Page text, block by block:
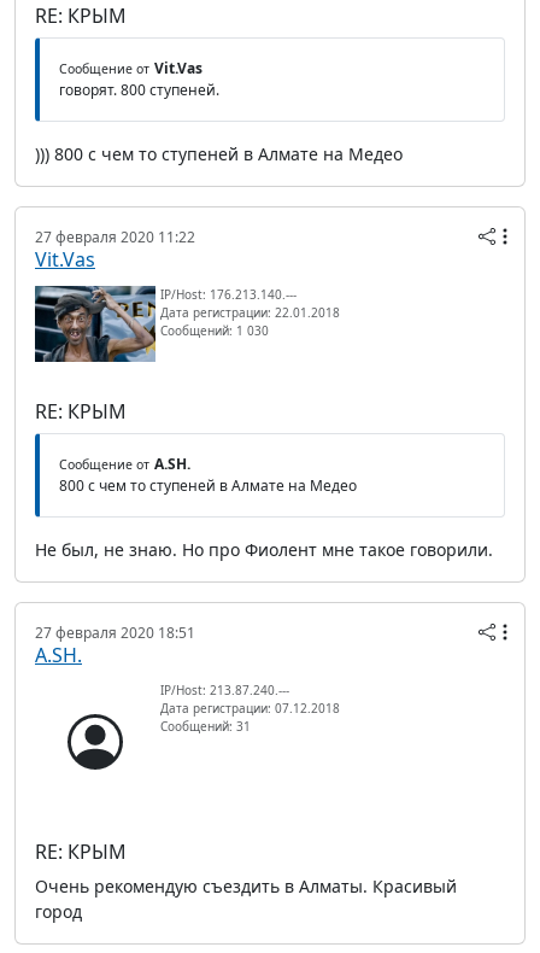
RE: КРЫМ
Сообщение от Vit.Vas
говорят. 800 ступеней.
))) 800 с чем то ступеней в Алмате на Медео
27 февраля 2020 11:22
Vit.Vas
IP/Host: 176.213.140.---
Дата регистрации: 22.01.2018
Сообщений: 1 030
RE: КРЫМ
Сообщение от A.SH.
800 с чем то ступеней в Алмате на Медео
Не был, не знаю. Но про Фиолент мне такое говорили.
27 февраля 2020 18:51
A.SH.
IP/Host: 213.87.240.---
Дата регистрации: 07.12.2018
Сообщений: 31
RE: КРЫМ
Очень рекомендую съездить в Алматы. Красивый
город